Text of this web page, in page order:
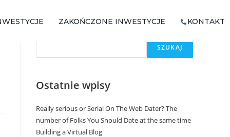
ZAKOŃCZONE INWESTYCJE KONTAKT
SZUKAJ
Ostatnie wpisy
Really serious or Serial On The Web Dater? The
number of Folks You Should Date at the same time
Building a Virtual Blog